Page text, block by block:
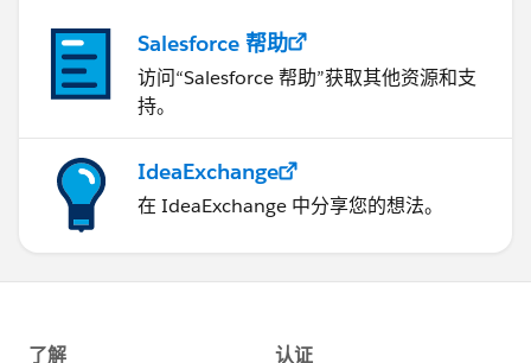
Salesforce 帮助
访问“Salesforce 帮助”获取其他资源和支
持。
IdeaExchange
在 IdeaExchange 中分享您的想法。